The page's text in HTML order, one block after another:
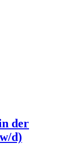
der
d)